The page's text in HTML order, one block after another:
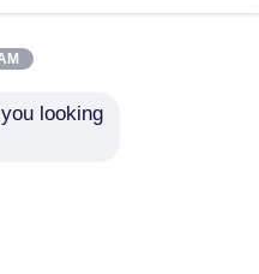
looking